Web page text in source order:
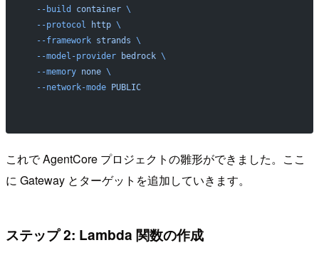
  --build
container \
  --protocol
http \
  --framework
strands \
  --model-provider
bedrock \
  --memory
none \
  --network-mode
PUBLIC
これで AgentCore プロジェクトの雛形ができました。ここ
に Gateway とターゲットを追加していきます。
ステップ 2: Lambda 関数の作成